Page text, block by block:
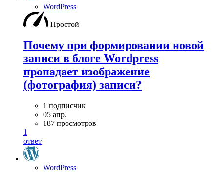
WordPress
Простой
Почему при формировании новой
записи в блоге Wordpress
пропадает изображение
(фотография) записи?
1 подписчик
05 апр.
187 просмотров
1
ответ
WordPress